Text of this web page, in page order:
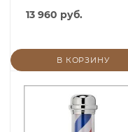
13 960 руб.
В КОРЗИНУ